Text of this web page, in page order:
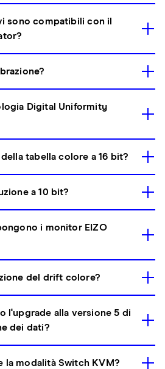
sono compatibili con il
Digital Uniformity
tabella colore a 16 bit?
a 10 bit?
i monitor EIZO
del drift colore?
l'upgrade alla versione 5 di
dei dati?
la modalità Switch KVM?